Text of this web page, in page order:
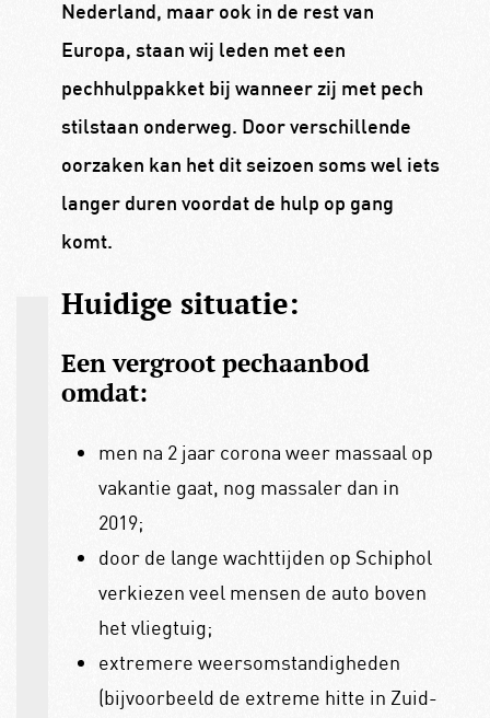
Nederland, maar ook in de rest van
Europa, staan wij leden met een
pechhulppakket bij wanneer zij met pech
stilstaan onderweg. Door verschillende
oorzaken kan het dit seizoen soms wel iets
langer duren voordat de hulp op gang
komt.
Huidige situatie:
Een vergroot pechaanbod
omdat:
men na 2 jaar corona weer massaal op
vakantie gaat, nog massaler dan in
2019;
door de lange wachttijden op Schiphol
verkiezen veel mensen de auto boven
het vliegtuig;
extremere weersomstandigheden
(bijvoorbeeld de extreme hitte in Zuid-